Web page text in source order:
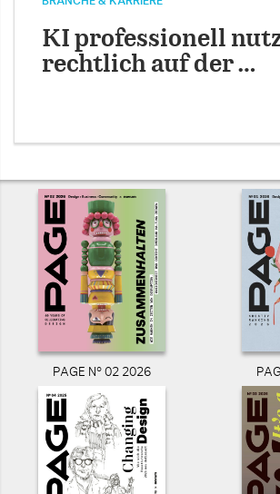
KI professionell
rechtlich auf der …
PAGE N° 02 2026